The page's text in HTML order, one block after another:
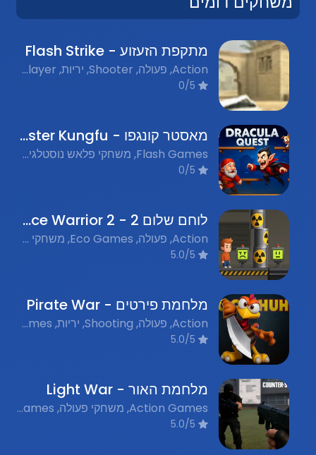
מתקפת הזעזוע - Flash Strike
Action, פעולה, Shooter, יריות, Multiplayer, מרובה משתתפים, Weapons, נשקים
מאסטר קונגפו - Master Kungfu
Flash Games, משחקי פלאש נוסטלגים, Action, פעולה, Martial Arts, אמנויות לחימה
לוחם שלום 2 - Peace Warrior 2
Action, פעולה, Eco Games, משחקי אקולוגיה, Nostalgic Flash Games, משחקי פלאש נוסטלגים
מלחמת פירטים - Pirate War
Action, פעולה, Shooting, יריות, Pirate Games, משחקי פירטים, Flash Games, משחקי פלאש נוסטלגים
מלחמת האור - Light War
Action Games, משחקי פעולה, Stealth Games, משחקי סתר